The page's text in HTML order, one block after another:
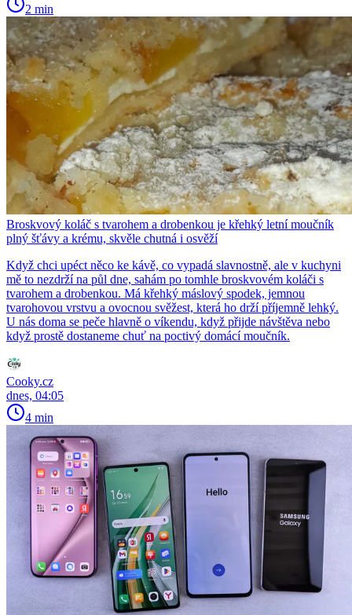
2 min
Broskvový koláč s tvarohem a drobenkou je křehký letní moučník
plný šťávy a krému, skvěle chutná i osvěží
Když chci upéct něco ke kávě, co vypadá slavnostně, ale v kuchyni
mě to nezdrží na půl dne, sahám po tomhle broskvovém koláči s
tvarohem a drobenkou. Má křehký máslový spodek, jemnou
tvarohovou vrstvu a ovocnou svěžest, která ho drží příjemně lehký.
U nás doma se peče hlavně o víkendu, když přijde návštěva nebo
když prostě dostaneme chuť na poctivý domácí moučník.
Cooky.cz
dnes, 04:05
4 min